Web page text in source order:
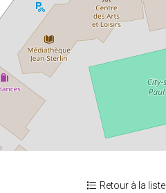
Retour à la liste